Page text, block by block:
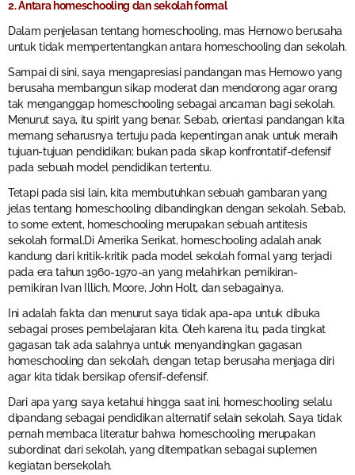
2. Antara homeschooling dan sekolah formal
Dalam penjelasan tentang homeschooling, mas Hernowo berusaha
untuk tidak mempertentangkan antara homeschooling dan sekolah.
Sampai di sini, saya mengapresiasi pandangan mas Hernowo yang
berusaha membangun sikap moderat dan mendorong agar orang
tak menganggap homeschooling sebagai ancaman bagi sekolah.
Menurut saya, itu spirit yang benar. Sebab, orientasi pandangan kita
memang seharusnya tertuju pada kepentingan anak untuk meraih
tujuan-tujuan pendidikan; bukan pada sikap konfrontatif-defensif
pada sebuah model pendidikan tertentu.
Tetapi pada sisi lain, kita membutuhkan sebuah gambaran yang
jelas tentang homeschooling dibandingkan dengan sekolah. Sebab,
to some extent, homeschooling merupakan sebuah antitesis
sekolah formal.Di Amerika Serikat, homeschooling adalah anak
kandung dari kritik-kritik pada model sekolah formal yang terjadi
pada era tahun 1960-1970-an yang melahirkan pemikiran-
pemikiran Ivan Illich, Moore, John Holt, dan sebagainya.
Ini adalah fakta dan menurut saya tidak apa-apa untuk dibuka
sebagai proses pembelajaran kita. Oleh karena itu, pada tingkat
gagasan tak ada salahnya untuk menyandingkan gagasan
homeschooling dan sekolah, dengan tetap berusaha menjaga diri
agar kita tidak bersikap ofensif-defensif.
Dari apa yang saya ketahui hingga saat ini, homeschooling selalu
dipandang sebagai pendidikan alternatif selain sekolah. Saya tidak
pernah membaca literatur bahwa homeschooling merupakan
subordinat dari sekolah, yang ditempatkan sebagai suplemen
kegiatan bersekolah.